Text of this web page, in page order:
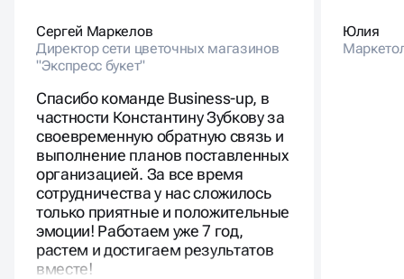
Сергей Маркелов
Директор сети цветочных магазинов
"Экспресс букет"
Спасибо команде Business-up, в
частности Константину Зубкову за
своевременную обратную связь и
выполнение планов поставленных
организацией. За все время
сотрудничества у нас сложилось
только приятные и положительные
эмоции! Работаем уже 7 год,
растем и достигаем результатов
вместе!
Юлия